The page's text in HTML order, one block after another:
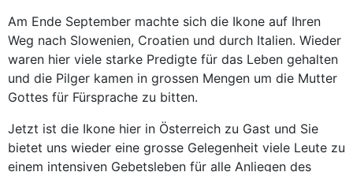
Am Ende September machte sich die Ikone auf Ihren
Weg nach Slowenien, Croatien und durch Italien. Wieder
waren hier viele starke Predigte für das Leben gehalten
und die Pilger kamen in grossen Mengen um die Mutter
Gottes für Fürsprache zu bitten.
Jetzt ist die Ikone hier in Österreich zu Gast und Sie
bietet uns wieder eine grosse Gelegenheit viele Leute zu
einem intensiven Gebetsleben für alle Anliegen des